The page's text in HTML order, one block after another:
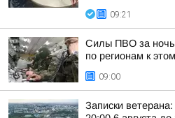
09:21
Силы ПВО за
по регионам к
09:00
Записки